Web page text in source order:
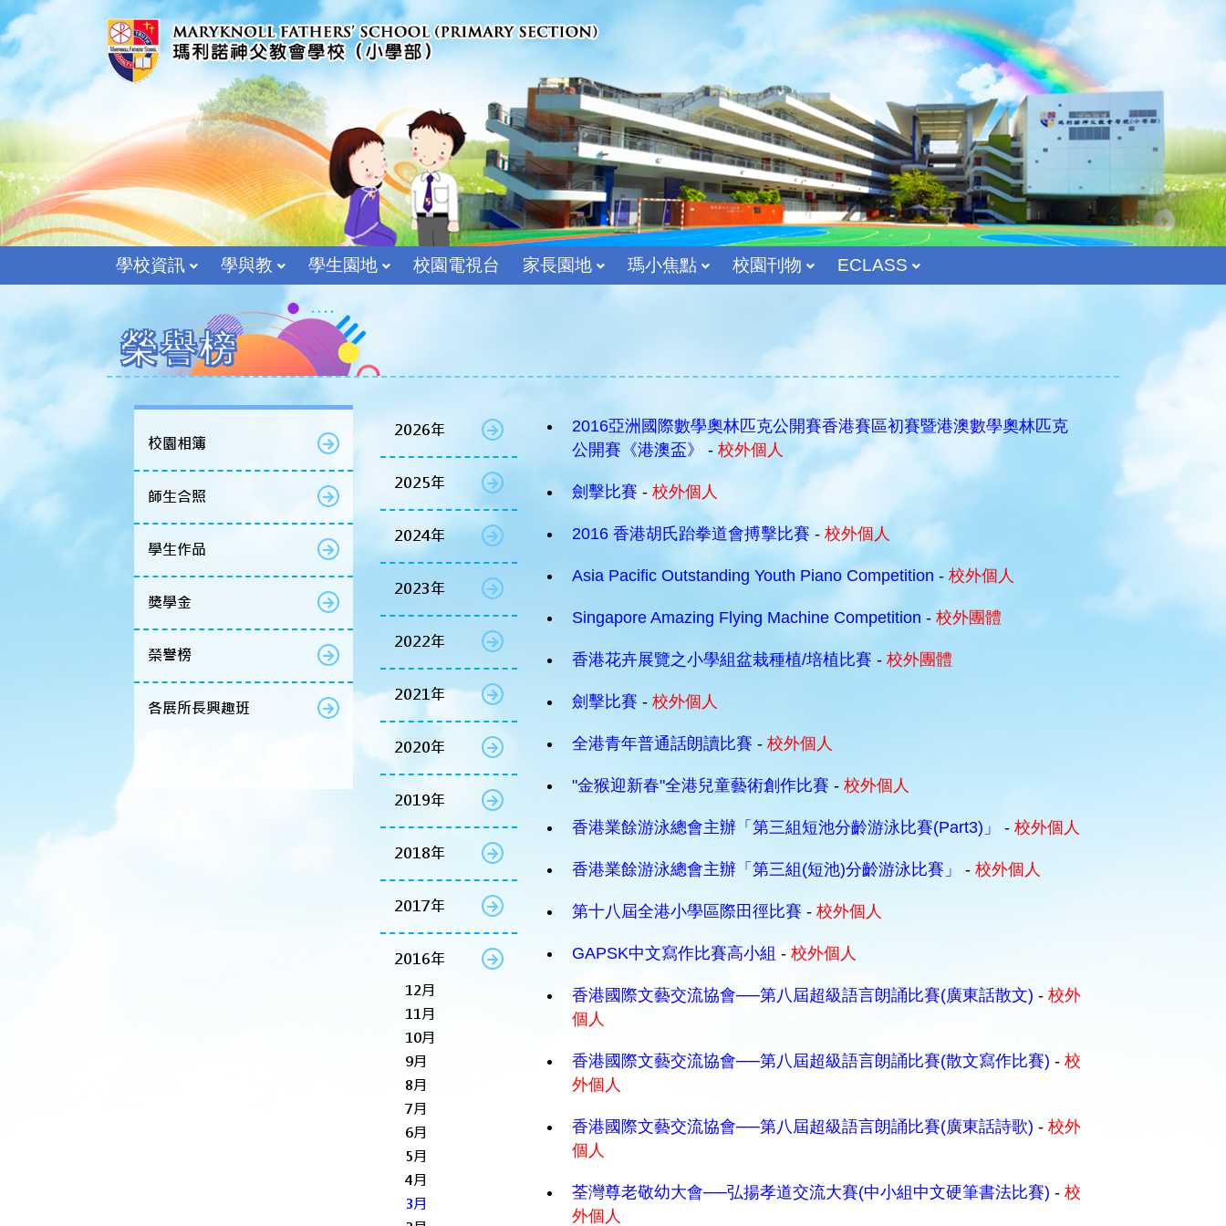
學校資訊 學與教 學生園地 校園電視台 家長園地 瑪小焦點 校園刊物 ECLASS
榮譽榜
校園相簿
師生合照
學生作品
獎學金
榮譽榜
各展所長興趣班
2026年
2025年
2024年
2023年
2022年
2021年
2020年
2019年
2018年
2017年
2016年
12月
11月
10月
9月
8月
7月
6月
5月
4月
3月
2016亞洲國際數學奧林匹克公開賽香港賽區初賽暨港澳數學奧林匹克
公開賽《港澳盃》
- 校外個人
劍擊比賽 - 校外個人
2016 香港胡氏跆拳道會搏擊比賽 - 校外個人
Asia Pacific Outstanding Youth Piano Competition - 校外個人
Singapore Amazing Flying Machine Competition - 校外團體
香港花卉展覽之小學組盆栽種植/培植比賽 - 校外團體
劍擊比賽 - 校外個人
全港青年普通話朗讀比賽 - 校外個人
"金猴迎新春"全港兒童藝術創作比賽 - 校外個人
香港業餘游泳總會主辦「第三組短池分齡游泳比賽(Part3)」 - 校外個人
香港業餘游泳總會主辦「第三組(短池)分齡游泳比賽」 - 校外個人
第十八屆全港小學區際田徑比賽 - 校外個人
GAPSK中文寫作比賽高小組 - 校外個人
香港國際文藝交流協會──第八屆超級語言朗誦比賽(廣東話散文) - 校外
個人
香港國際文藝交流協會──第八屆超級語言朗誦比賽(散文寫作比賽) - 校
外個人
香港國際文藝交流協會──第八屆超級語言朗誦比賽(廣東話詩歌) - 校外
個人
荃灣尊老敬幼大會──弘揚孝道交流大賽(中小組中文硬筆書法比賽) - 校
外個人